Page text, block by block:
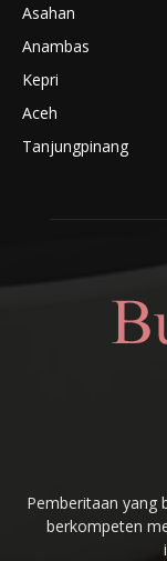
Asahan
Anambas
Kepri
Aceh
Tanjungpinang
Pemberitaan yang
berkompeten